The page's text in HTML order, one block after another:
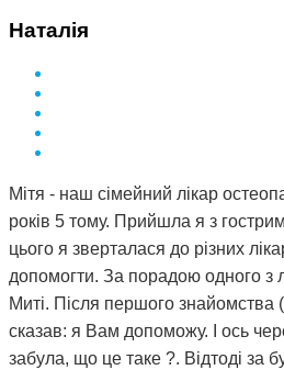
Наталія
Мітя - наш сімейний лікар
років 5 тому. Прийшла я з
цього я зверталася до різних
допомогти. За порадою одного з
Миті. Після першого знайомства
сказав: я Вам допоможу. І ось
забула, що це таке ?. Відтоді за